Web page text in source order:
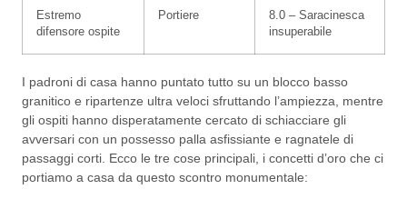
Estremo
difensore ospite
Portiere
8.0 – Saracinesca
insuperabile
I padroni di casa hanno puntato tutto su un blocco basso
granitico e ripartenze ultra veloci sfruttando l’ampiezza, mentre
gli ospiti hanno disperatamente cercato di schiacciare gli
avversari con un possesso palla asfissiante e ragnatele di
passaggi corti. Ecco le tre cose principali, i concetti d’oro che ci
portiamo a casa da questo scontro monumentale: